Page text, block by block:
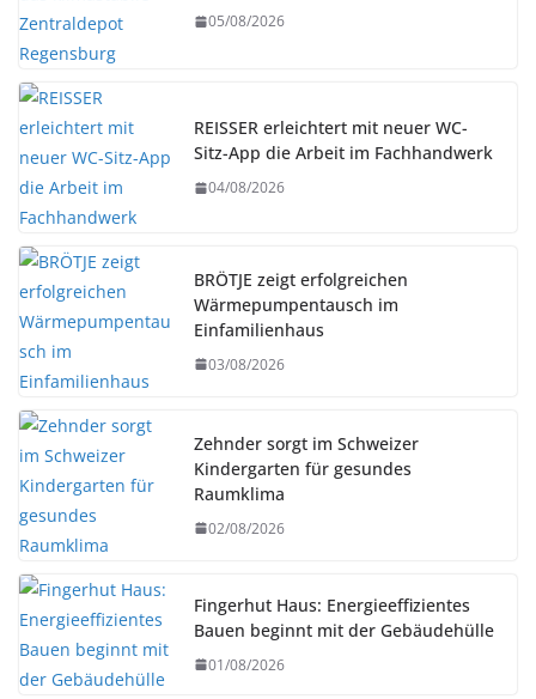
05/08/2026
REISSER erleichtert mit neuer WC-
Sitz-App die Arbeit im Fachhandwerk
04/08/2026
BRÖTJE zeigt erfolgreichen
Wärmepumpentausch im
Einfamilienhaus
03/08/2026
Zehnder sorgt im Schweizer
Kindergarten für gesundes
Raumklima
02/08/2026
Fingerhut Haus: Energieeffizientes
Bauen beginnt mit der Gebäudehülle
01/08/2026